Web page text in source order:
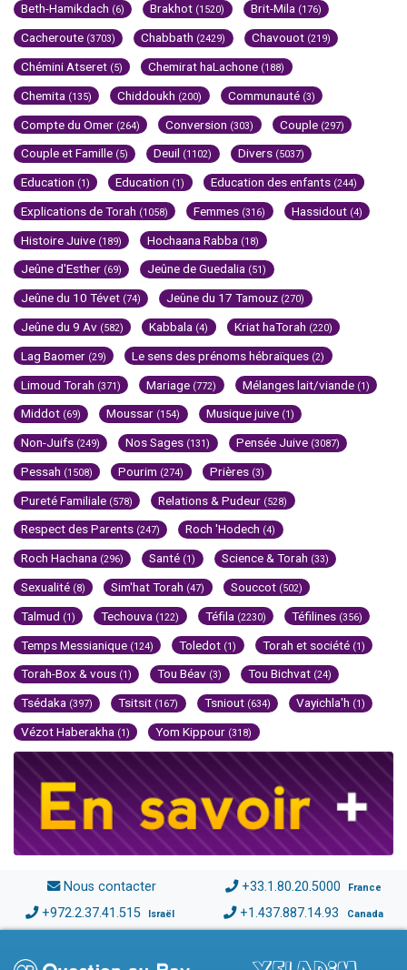
Beth-Hamikdach (6) Brakhot (1520) Brit-Mila (176)
Cacheroute (3703) Chabbath (2429) Chavouot (219)
Chémini Atseret (5) Chemirat haLachone (188)
Chemita (135) Chiddoukh (200) Communauté (3)
Compte du Omer (264) Conversion (303) Couple (297)
Couple et Famille (5) Deuil (1102) Divers (5037)
Education (1) Education (1) Education des enfants (244)
Explications de Torah (1058) Femmes (316) Hassidout (4)
Histoire Juive (189) Hochaana Rabba (18)
Jeûne d'Esther (69) Jeûne de Guedalia (51)
Jeûne du 10 Tévet (74) Jeûne du 17 Tamouz (270)
Jeûne du 9 Av (582) Kabbala (4) Kriat haTorah (220)
Lag Baomer (29) Le sens des prénoms hébraïques (2)
Limoud Torah (371) Mariage (772) Mélanges lait/viande (1)
Middot (69) Moussar (154) Musique juive (1)
Non-Juifs (249) Nos Sages (131) Pensée Juive (3087)
Pessah (1508) Pourim (274) Prières (3)
Pureté Familiale (578) Relations & Pudeur (528)
Respect des Parents (247) Roch 'Hodech (4)
Roch Hachana (296) Santé (1) Science & Torah (33)
Sexualité (8) Sim'hat Torah (47) Souccot (502)
Talmud (1) Techouva (122) Téfila (2230) Téfilines (356)
Temps Messianique (124) Toledot (1) Torah et société (1)
Torah-Box & vous (1) Tou Béav (3) Tou Bichvat (24)
Tsédaka (397) Tsitsit (167) Tsniout (634) Vayichla'h (1)
Vézot Haberakha (1) Yom Kippour (318)
Nous contacter +33.1.80.20.5000 France
+972.2.37.41.515 Israël +1.437.887.14.93 Canada